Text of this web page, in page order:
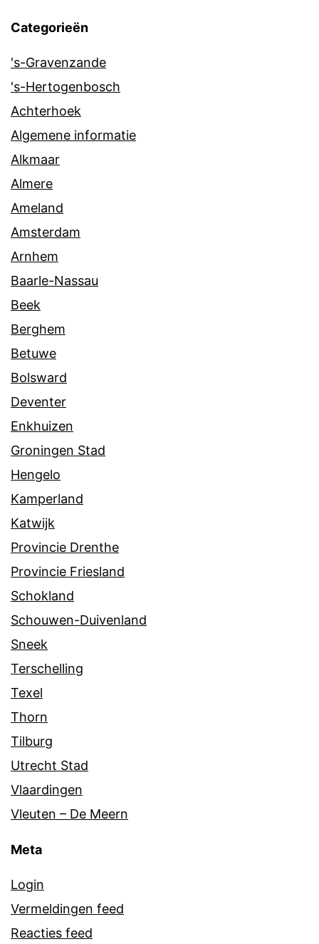
Categorieën
's-Gravenzande
's-Hertogenbosch
Achterhoek
Algemene informatie
Alkmaar
Almere
Ameland
Amsterdam
Arnhem
Baarle-Nassau
Beek
Berghem
Betuwe
Bolsward
Deventer
Enkhuizen
Groningen Stad
Hengelo
Kamperland
Katwijk
Provincie Drenthe
Provincie Friesland
Schokland
Schouwen-Duivenland
Sneek
Terschelling
Texel
Thorn
Tilburg
Utrecht Stad
Vlaardingen
Vleuten – De Meern
Meta
Login
Vermeldingen feed
Reacties feed